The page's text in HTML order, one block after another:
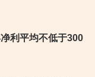
利平均不低于300